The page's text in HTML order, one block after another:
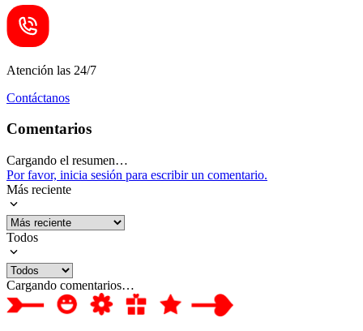
Atención las 24/7
Contáctanos
Comentarios
Cargando el resumen…
Por favor, inicia sesión para escribir un comentario.
Más reciente
Todos
Cargando comentarios…